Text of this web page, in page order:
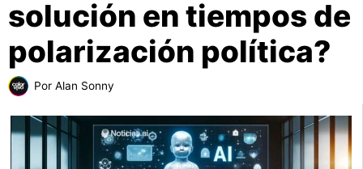
solución en tiempos de
polarización política?
Por Alan Sonny